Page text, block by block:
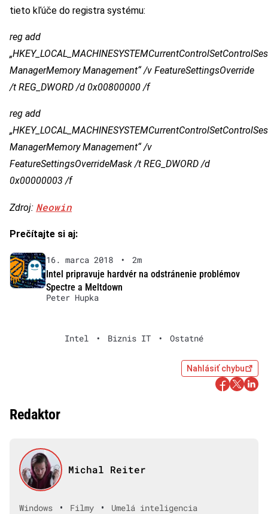
tieto kľúče do registra systému:
reg add
ManagerMemory Management“ /v FeatureSettingsOverride
/t REG_DWORD /d 0x00800000 /f
reg add
ManagerMemory Management“ /v
FeatureSettingsOverrideMask /t REG_DWORD /d
0x00000003 /f
Zdroj: Neowin
Prečítajte si aj:
16. marca 2018 •
2m
Intel pripravuje hardvér na odstránenie problémov
Spectre a Meltdown
Peter Hupka
Intel • Biznis IT • Ostatné
Nahlásiť chybu
Redaktor
Michal Reiter
Windows • Filmy • Umelá inteligencia